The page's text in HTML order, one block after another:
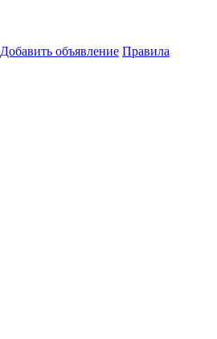
Добавить объявление Правила